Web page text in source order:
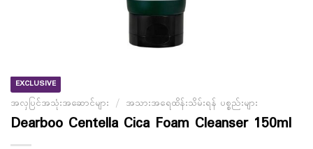
EXCLUSIVE
အလှပြင်အသုံးအဆောင်များ / အသားအရေထိန်းသိမ်းရန် ပစ္စည်းများ
Dearboo Centella Cica Foam Cleanser 150ml